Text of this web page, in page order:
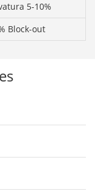
5-10%
Block-out